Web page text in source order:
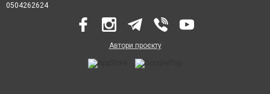
0504262624
Автори проєкту